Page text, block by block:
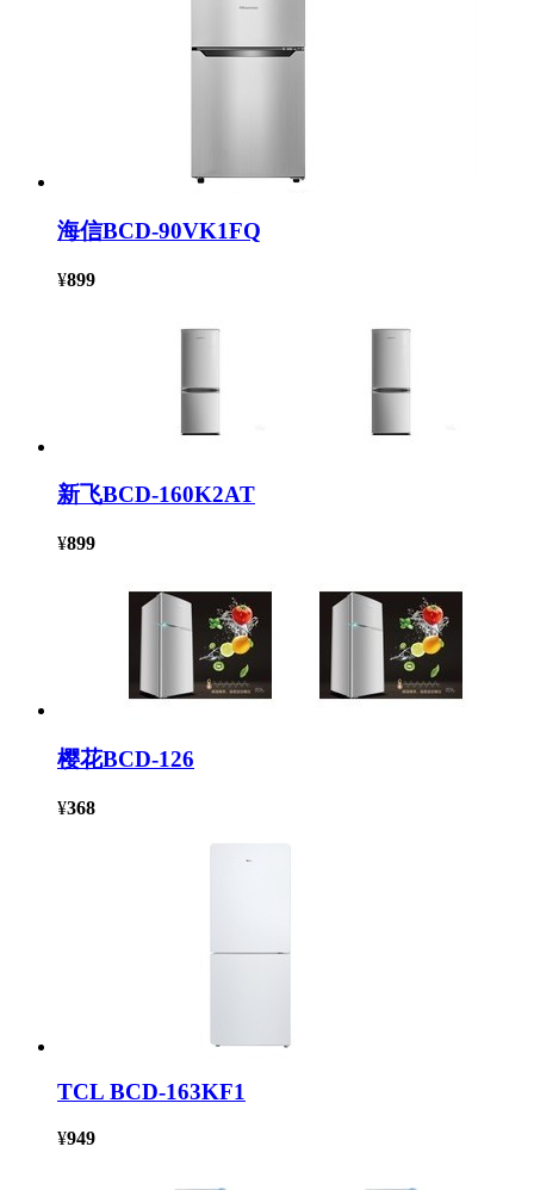
海信BCD-90VK1FQ
¥899
新飞BCD-160K2AT
¥899
樱花BCD-126
¥368
TCL BCD-163KF1
¥949